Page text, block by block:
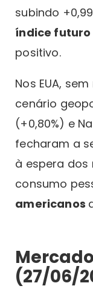
subindo
índice futuro
positivo.
Nos EUA,
cenário
(+0,80%) e
fecharam a
à espera dos
consumo
americanos
(27/06/